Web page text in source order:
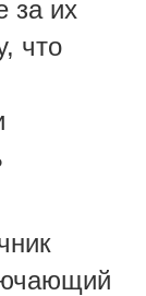
за их
что